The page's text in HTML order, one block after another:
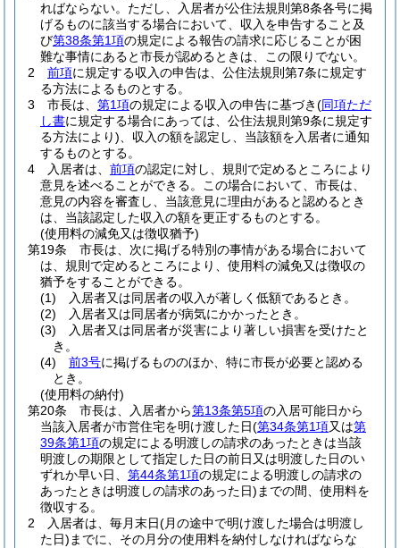
ればならない。 ただし、入居者が公住法規則第8条各号に掲
げるものに該当する場合において、収入を申告すること及
び第38条第1項の規定による報告の請求に応じることが困
難な事情にあると市長が認めるときは、この限りでない。
2
前項に規定する収入の申告は、公住法規則第7条に規定す
る方法によるものとする。
3
市長は、 第1項の規定による収入の申告に基づき(同項ただ
し書に規定する場合にあっては、公住法規則第9条に規定す
る方法により) 、収入の額を認定し、当該額を入居者に通知
するものとする。
4
入居者は、 前項の認定に対し、規則で定めるところにより
意見を述べることができる。
この場合において、市長は、
意見の内容を審査し、当該意見に理由があると認めるとき
は、当該認定した収入の額を更正するものとする。
(使用料の減免又は徴収猶予)
第19条
市長は、次に掲げる特別の事情がある場合において
は、規則で定めるところにより、使用料の減免又は徴収の
猶予をすることができる。
(1)
入居者又は同居者の収入が著しく低額であるとき。
(2)
入居者又は同居者が病気にかかったとき。
(3)
入居者又は同居者が災害により著しい損害を受けたと
き。
(4)
前3号に掲げるもののほか、特に市長が必要と認める
とき。
(使用料の納付)
第20条
市長は、入居者から第13条第5項の入居可能日から
当該入居者が市営住宅を明け渡した日(第34条第1項又は第
39条第1項の規定による明渡しの請求のあったときは当該
明渡しの期限として指定した日の前日又は明渡した日のい
ずれか早い日、 第44条第1項の規定による明渡しの請求の
あったときは明渡しの請求のあった日) までの間、使用料を
徴収する。
2
入居者は、毎月末日(月の途中で明け渡した場合は明渡し
た日) までに、その月分の使用料を納付しなければならな